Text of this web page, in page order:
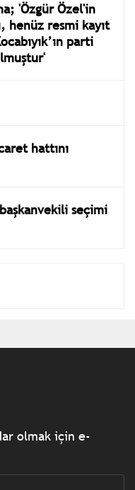
'Özgür Özel'in
henüz resmi kayıt
parti
hattını
seçimi
olmak için e-